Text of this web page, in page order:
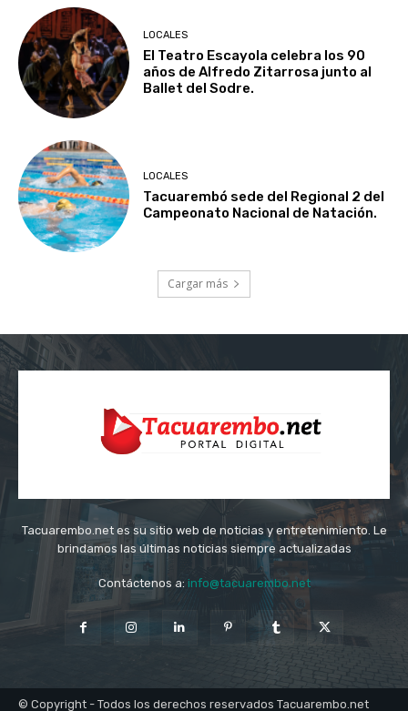
LOCALES
El Teatro Escayola celebra los 90
años de Alfredo Zitarrosa junto al
Ballet del Sodre.
LOCALES
Tacuarembó sede del Regional 2 del
Campeonato Nacional de Natación.
Cargar más
Tacuarembo.net es su sitio web de noticias y entretenimiento. Le
brindamos las últimas noticias siempre actualizadas
Contáctenos a: info@tacuarembo.net
© Copyright - Todos los derechos reservados Tacuarembo.net